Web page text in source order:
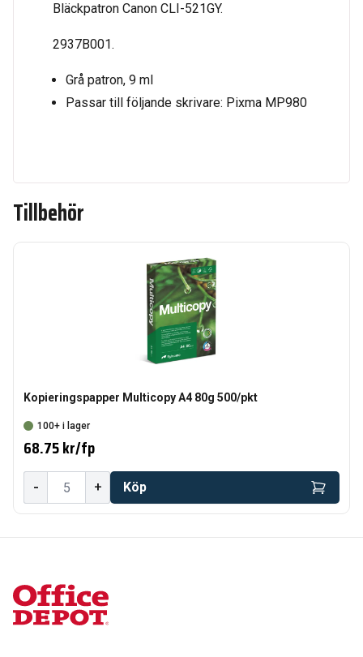
Bläckpatron Canon CLI-521GY.
2937B001.
Grå patron, 9 ml
Passar till följande skrivare: Pixma MP980
Tillbehör
Kopieringspapper Multicopy A4 80g 500/pkt
100+ i lager
68.75 kr/fp
- + Köp